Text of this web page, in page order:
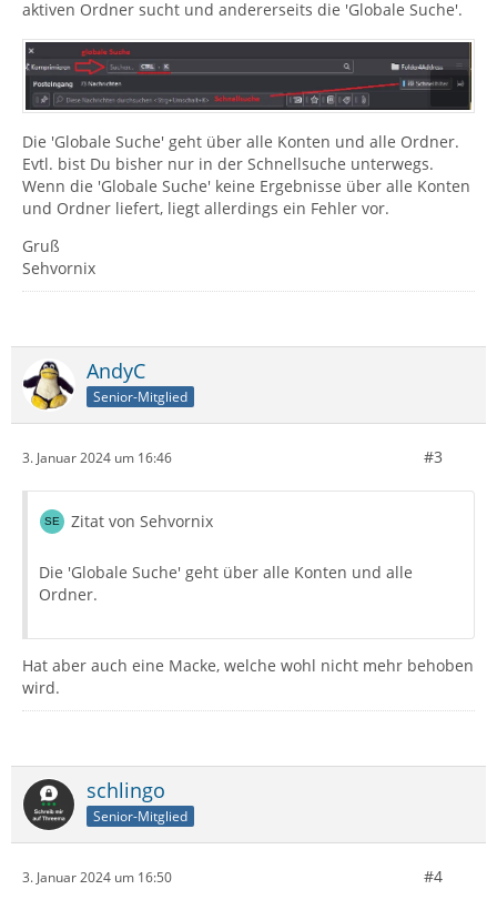
aktiven Ordner sucht und andererseits die 'Globale Suche'.
Die 'Globale Suche' geht über alle Konten und alle Ordner.
Evtl. bist Du bisher nur in der Schnellsuche unterwegs.
Wenn die 'Globale Suche' keine Ergebnisse über alle Konten
und Ordner liefert, liegt allerdings ein Fehler vor.
Gruß
Sehvornix
AndyC
Senior-Mitglied
3. Januar 2024 um 16:46 #3
Zitat von Sehvornix
Die 'Globale Suche' geht über alle Konten und alle
Ordner.
Hat aber auch eine Macke, welche wohl nicht mehr behoben
wird.
schlingo
Senior-Mitglied
3. Januar 2024 um 16:50 #4